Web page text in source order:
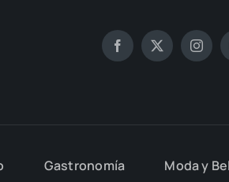
Gas­tro­no­mía Moda y